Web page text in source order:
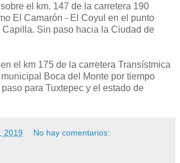
el km. 147 de la carretera 190
El Camarón - El Coyul en el punto
Sin paso hacia la Ciudad de
el km 175 de la carretera Transístmica
Boca del Monte por tiempo
para Tuxtepec y el estado de
2019 No hay comentarios: